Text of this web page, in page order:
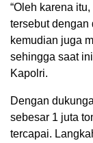
“Oleh karena
tersebut dengan
kemudian juga
sehingga saat
Kapolri.
Dengan
sebesar 1 juta
tercapai.